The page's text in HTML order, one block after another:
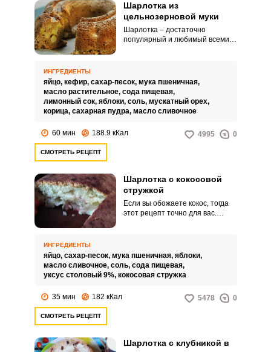
Шарлотка из
цельнозерновой муки
Шарлотка – достаточно
популярный и любимый всеми
основные не сладкие блюда, с
ягодами и фруктами.
ИНГРЕДИЕНТЫ
яйцо, кефир, сахар-песок, мука пшеничная,
масло растительное, сода пищевая,
лимонный сок, яблоки, соль, мускатный орех,
корица, сахарная пудра, масло сливочное
60 мин 188.9 кКал 4995 0
СМОТРЕТЬ РЕЦЕПТ
Шарлотка с кокосовой
стружкой
Если вы обожаете кокос, тогда
этот рецепт точно для вас.
ИНГРЕДИЕНТЫ
яйцо, сахар-песок, мука пшеничная, яблоки,
масло сливочное, соль, сода пищевая,
уксус столовый 9%, кокосовая стружка
35 мин 182 кКал 5478 0
СМОТРЕТЬ РЕЦЕПТ
Шарлотка с клубникой в